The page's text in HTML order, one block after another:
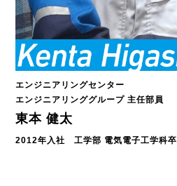
エンジニアリングセンター
エンジニアリンググループ 主任部員
東本 健太
2012年入社 工学部 電気電子工学科卒